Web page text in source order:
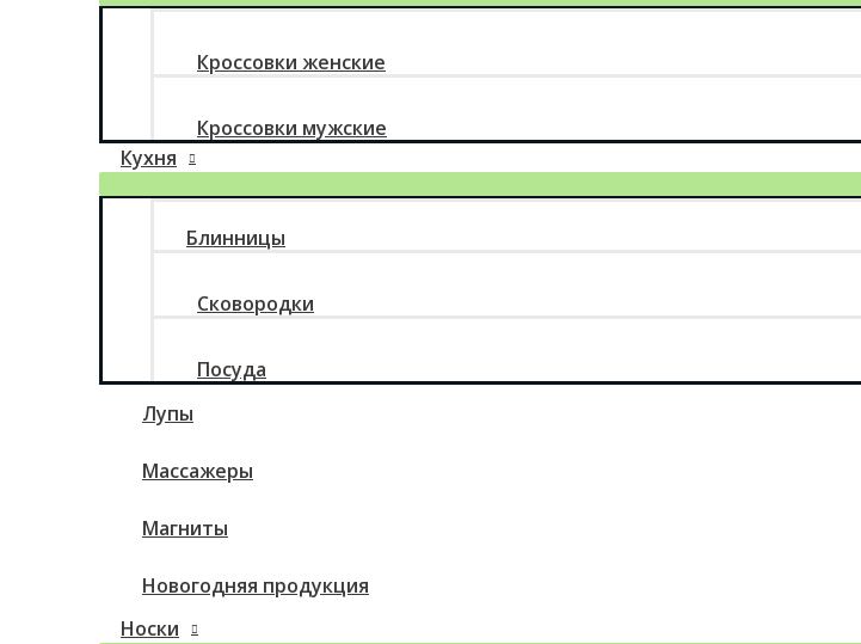
Кроссовки женские
Кроссовки мужские
Кухня
Блинницы
Сковородки
Посуда
Лупы
Массажеры
Магниты
Новогодняя продукция
Носки